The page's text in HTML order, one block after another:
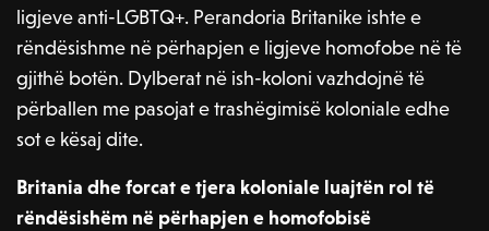
ligjeve anti-LGBTQ+. Perandoria Britanike ishte e
rëndësishme në përhapjen e ligjeve homofobe në të
gjithë botën. Dylberat në ish-koloni vazhdojnë të
përballen me pasojat e trashëgimisë koloniale edhe
sot e kësaj dite.
Britania dhe forcat e tjera koloniale luajtën rol të
rëndësishëm në përhapjen e homofobisë